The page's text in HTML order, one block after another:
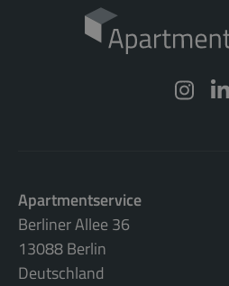
Apartmentservice
Berliner Allee 36
13088 Berlin
Deutschland